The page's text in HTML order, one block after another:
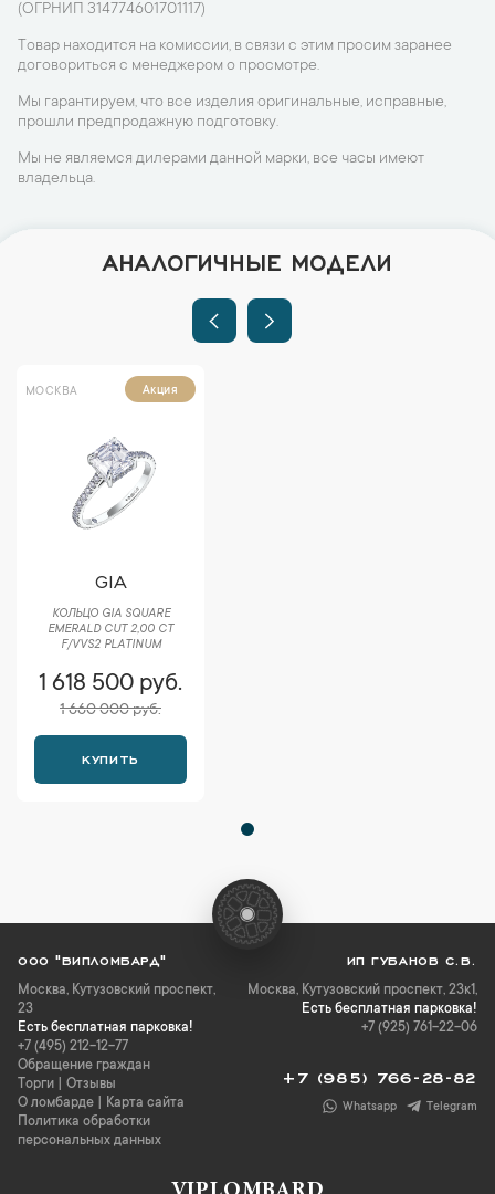
(ОГРНИП 314774601701117)
Товар находится на комиссии, в связи с этим просим заранее
договориться с менеджером о просмотре.
Мы гарантируем, что все изделия оригинальные, исправные,
прошли предпродажную подготовку.
Мы не являемся дилерами данной марки, все часы имеют
владельца.
АНАЛОГИЧНЫЕ МОДЕЛИ
МОСКВА Акция
GIA
КОЛЬЦО GIA SQUARE
EMERALD CUT 2,00 CT
F/VVS2 PLATINUM
1 618 500 руб.
1 660 000 руб.
КУПИТЬ
ООО "ВИПЛОМБАРД"
Москва, Кутузовский проспект,
23
Есть бесплатная парковка!
+7 (495) 212-12-77
Обращение граждан
Торги
Отзывы
О ломбарде
Карта сайта
Политика обработки
персональных данных
ИП ГУБАНОВ С.В.
Москва, Кутузовский проспект, 23к1,
Есть бесплатная парковка!
+7 (925) 761-22-06
+7 (985) 766-28-82
Whatsapp Telegram